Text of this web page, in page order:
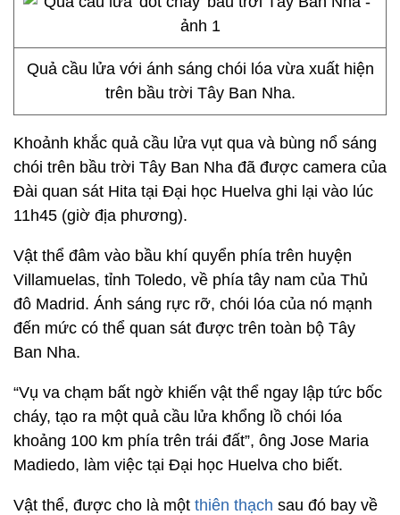
Quả cầu lửa với ánh sáng chói lóa vừa xuất hiện
trên bầu trời Tây Ban Nha.
Khoảnh khắc quả cầu lửa vụt qua và bùng nổ sáng
chói trên bầu trời Tây Ban Nha đã được camera của
Đài quan sát Hita tại Đại học Huelva ghi lại vào lúc
11h45 (giờ địa phương).
Vật thể đâm vào bầu khí quyển phía trên huyện
Villamuelas, tỉnh Toledo, về phía tây nam của Thủ
đô Madrid. Ánh sáng rực rỡ, chói lóa của nó mạnh
đến mức có thể quan sát được trên toàn bộ Tây
Ban Nha.
“Vụ va chạm bất ngờ khiến vật thể ngay lập tức bốc
cháy, tạo ra một quả cầu lửa khổng lồ chói lóa
khoảng 100 km phía trên trái đất”, ông Jose Maria
Madiedo, làm việc tại Đại học Huelva cho biết.
Vật thể, được cho là một thiên thạch sau đó bay về